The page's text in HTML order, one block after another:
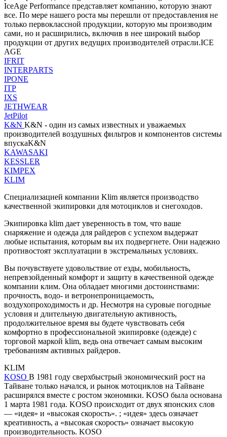
IceAge Performance представляет компанию, которую знают
все. По мере нашего роста мы перешли от предоставления не
только первоклассной продукции, которую мы производим
сами, но и расширились, включив в нее широкий выбор
продукции от других ведущих производителей отрасли.ICE
AGE
IFRIT
INTERPARTS
IPONE
ITP
IXS
JETHWEAR
JetPilot
K&N K&N - один из самых известных и уважаемых
производителей воздушных фильтров и компонентов системы
впускаK&N
KAWASAKI
KESSLER
KIMPEX
KLIM
Специализацией компании Klim является производство
качественной экипировки для мотоциклов и снегоходов.
Экипировка klim дает уверенность в том, что ваше
снаряжение и одежда для райдеров с успехом выдержат
любые испытания, которым вы их подвергнете. Они надежно
противостоят эксплуатации в экстремальных условиях.
Вы почувствуете удовольствие от езды, мобильность,
непревзойденный комфорт и защиту в качественной одежде
компании клим. Она обладает многими достоинствами:
прочность, водо- и ветронепроницаемость,
воздухопроходимость и др. Несмотря на суровые погодные
условия и длительную двигательную активность,
продолжительное время вы будете чувствовать себя
комфортно в профессиональной экипировке (одежде) с
торговой маркой klim, ведь она отвечает самым высоким
требованиям активных райдеров.
KLIM
KOSO В 1981 году сверхбыстрый экономический рост на
Тайване только начался, и рынок мотоциклов на Тайване
расширялся вместе с ростом экономики. KOSO была основана
1 марта 1981 года. KOSO происходит от двух японских слов
— «идея» и «высокая скорость». ; «идея» здесь означает
креативность, а «высокая скорость» означает высокую
производительность. KOSO